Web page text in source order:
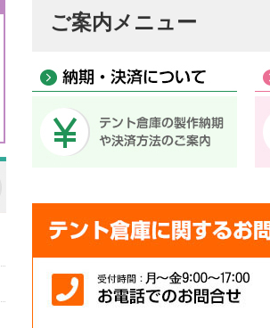
ご案内メニュー